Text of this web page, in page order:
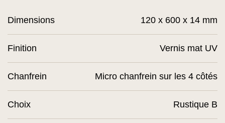
Dimensions 120 x 600 x 14 mm
Finition Vernis mat UV
Chanfrein Micro chanfrein sur les 4 côtés
Choix Rustique B